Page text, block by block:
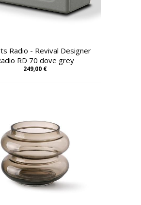
Radio - Revival Designer
RD 70 dove grey
249,00 €